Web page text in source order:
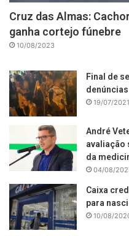
Cruz das Almas:
ganha cortejo fúnebre
10/08/2023
Final de
19/07/2021
André
avaliação
da
04/08/
Caixa
para
10/08/